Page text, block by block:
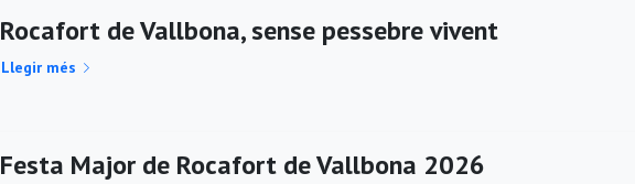
Rocafort de Vallbona, sense pessebre vivent
Llegir més
Festa Major de Rocafort de Vallbona 2026